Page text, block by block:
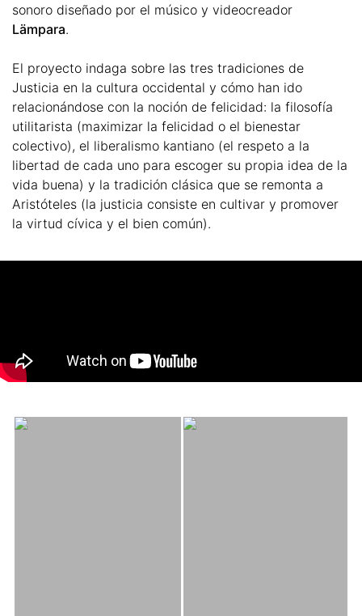
sonoro diseñado por el músico y videocreador
Lämpara.
El proyecto indaga sobre las tres tradiciones de
Justicia en la cultura occidental y cómo han ido
relacionándose con la noción de felicidad: la filosofía
utilitarista (maximizar la felicidad o el bienestar
colectivo), el liberalismo kantiano (el respeto a la
libertad de cada uno para escoger su propia idea de la
vida buena) y la tradición clásica que se remonta a
Aristóteles (la justicia consiste en cultivar y promover
la virtud cívica y el bien común).